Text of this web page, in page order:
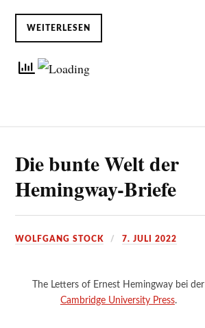
WEITERLESEN
Die bunte Welt der
Hemingway-Briefe
WOLFGANG STOCK 7. JULI 2022
The Letters of Ernest Hemingway bei der
Cambridge University Press.